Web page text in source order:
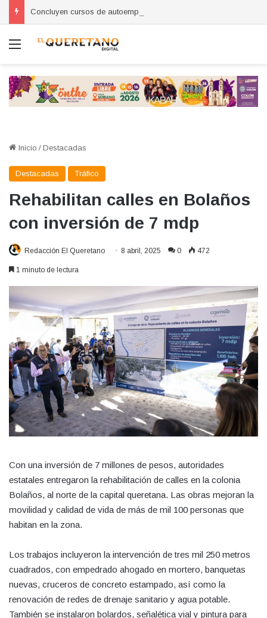
Menú
Inicio / Destacadas
Destacadas Tráfico
Rehabilitan calles en Bolaños
con inversión de 7 mdp
Redacción El Queretano 8 abril, 2025 0 472
1 minuto de lectura
Con una inversión de 7 millones de pesos, autoridades
estatales entregaron la rehabilitación de calles en la colonia
Bolaños, al norte de la capital queretana. Las obras mejoran la
movilidad y calidad de vida de más de mil 100 personas que
habitan en la zona.
Los trabajos incluyeron la intervención de tres mil 250 metros
cuadrados, con empedrado ahogado en mortero, banquetas
nuevas, cruceros de concreto estampado, así como la
renovación de redes de drenaje sanitario y agua potable.
También se instalaron bolardos, señalética vial y pintura para